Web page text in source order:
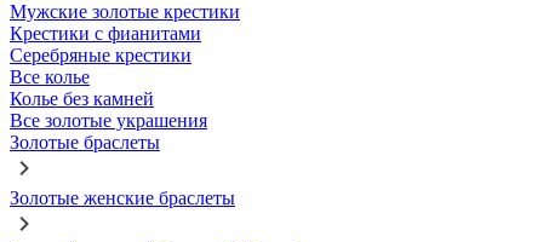
Мужские золотые крестики
Крестики с фианитами
Серебряные крестики
Все колье
Колье без камней
Все золотые украшения
Золотые браслеты
Золотые женские браслеты